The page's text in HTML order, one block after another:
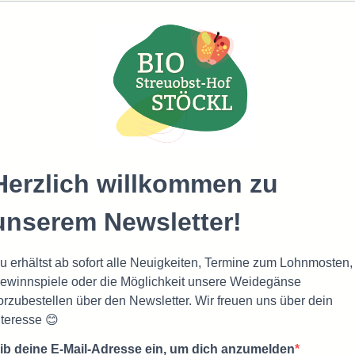
willkommen zu
Newsletter!
erhältst ab sofort alle Neuigkeiten, Termine zum Lohnmosten,
oder die Möglichkeit unsere Weidegänse
über den Newsletter. Wir freuen uns über dein
😊
deine E-Mail-Adresse ein, um dich anzumelden